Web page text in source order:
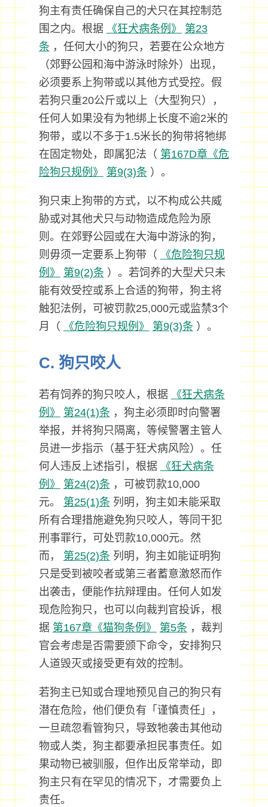
狗主有责任确保自己的犬只在其控制范
围之内。根据
《狂犬病条例》
第23
条，任何大小的狗只，若要在公众地方
（郊野公园和海中游泳时除外）出现，
必须要系上狗带或以其他方式受控。假
若狗只重20公斤或以上（大型狗只），
任何人如果没有为牠绑上长度不逾2米的
狗带，或以不多于1.5米长的狗带将牠绑
在固定物处，即属犯法（ 第167D章《危
险狗只规例》
第9(3)条）。
狗只束上狗带的方式，以不构成公共威
胁或对其他犬只与动物造成危险为原
则。在郊野公园或在大海中游泳的狗，
则毋须一定要系上狗带（
《危险狗只规
例》
第9(2)条）。若饲养的大型犬只未
能有效受控或系上合适的狗带，狗主将
触犯法例，可被罚款25,000元或监禁3个
月（
《危险狗只规例》 第9(3)条）。
C. 狗只咬人
若有饲养的狗只咬人，根据
《狂犬病条
例》
第24(1)条，狗主必须即时向警署
举报，并将狗只隔离，等候警署主管人
员进一步指示（基于狂犬病风险）。任
何人违反上述指引，根据
《狂犬病条
例》
第24(2)条，可被罚款10,000
元。 第25(1)条列明，狗主如未能采取
所有合理措施避免狗只咬人，等同干犯
刑事罪行，可处罚款10,000元。然
而， 第25(2)条列明，狗主如能证明狗
只是受到被咬者或第三者蓄意激怒而作
出袭击，便能作抗辩理由。任何人如发
现危险狗只，也可以向裁判官投诉，根
据 第167章《猫狗条例》 第5条，裁判
官会考虑是否需要颁下命令，安排狗只
人道毁灭或接受更有效的控制。
若狗主已知或合理地预见自己的狗只有
潜在危险，他们便负有「谨慎责任」，
一旦疏忽看管狗只，导致牠袭击其他动
物或人类，狗主都要承担民事责任。如
果动物已被驯服，但作出反常举动，即
狗主只有在罕见的情况下，才需要负上
责任。